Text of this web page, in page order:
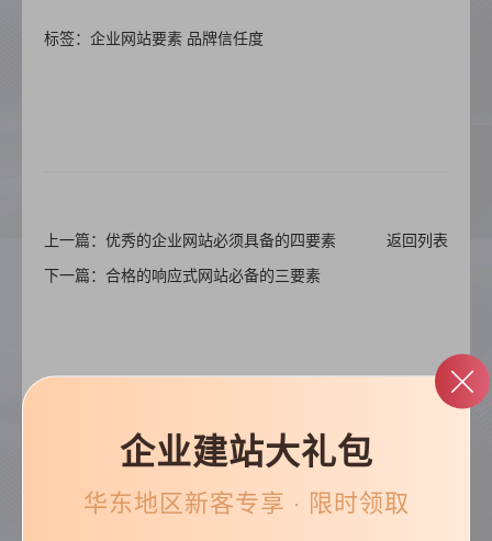
标签：企业网站要素 品牌信任度
上一篇：优秀的企业网站必须具备的四要素
返回列表
下一篇：合格的响应式网站必备的三要素
帮助&支持
企业建站大礼包
华东地区新客专享 · 限时领取